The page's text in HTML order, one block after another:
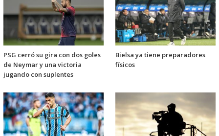
PSG cerró su gira con dos goles
de Neymar y una victoria
jugando con suplentes
Bielsa ya tiene preparadores
físicos